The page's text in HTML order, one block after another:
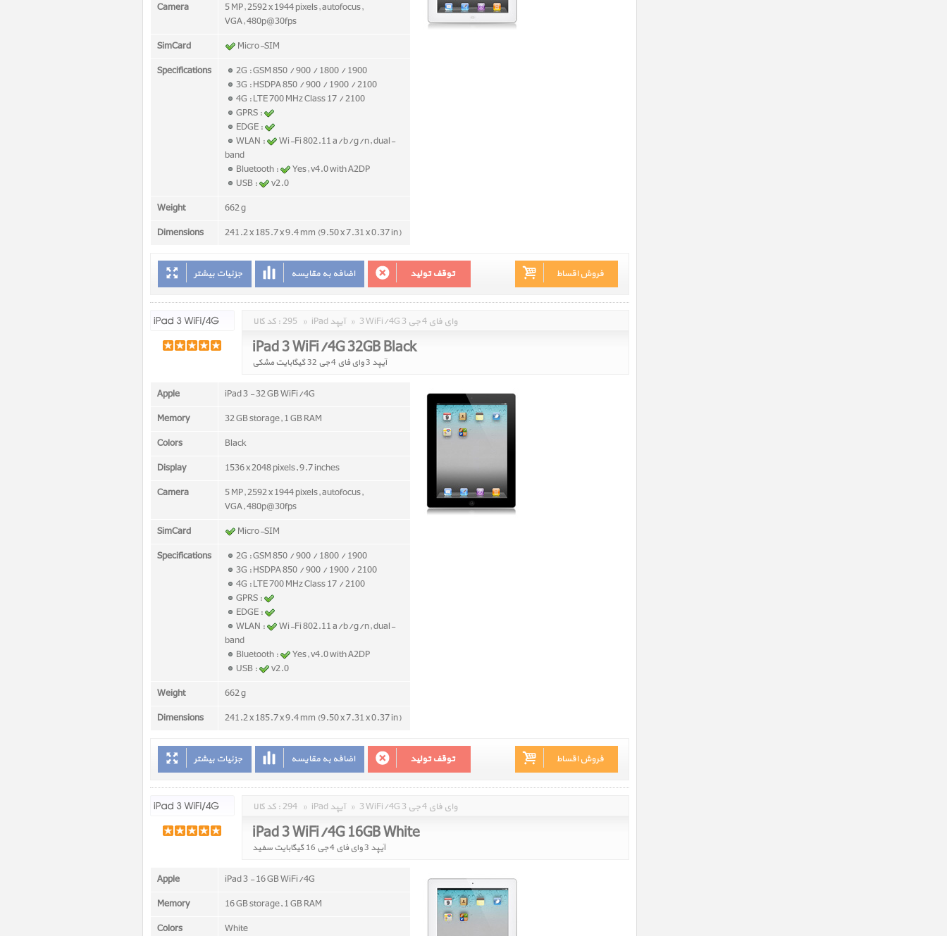
Camera
5 MP, 2592 x 1944 pixels, autofocus,
VGA, 480p@30fps
SimCard
Micro-SIM
Specifications
2G : GSM 850 / 900 / 1800 / 1900
3G : HSDPA 850 / 900 / 1900 / 2100
4G : LTE 700 MHz Class 17 / 2100
GPRS :
EDGE :
WLAN :
Wi-Fi 802.11 a/b/g/n, dual-
band
Bluetooth :
Yes, v4.0 with A2DP
USB :
v2.0
Weight
662 g
Dimensions
241.2 x 185.7 x 9.4 mm (9.50 x 7.31 x 0.37 in)
جزئیات بیشتر اضافه به مقایسه توقف تولید فروش اقساط
کد کالا : 295 » iPad آیپد » 3 WiFi/4G 3 وای فای 4 جی
iPad 3 WiFi/4G 32GB Black
آیپد 3 وای فای 4 جی 32 گیگابایت مشکی
Apple
iPad 3 - 32 GB WiFi/4G
Memory
32 GB storage, 1 GB RAM
Colors
Black
Display
1536 x 2048 pixels, 9.7 inches
Camera
5 MP, 2592 x 1944 pixels, autofocus,
VGA, 480p@30fps
SimCard
Micro-SIM
Specifications
2G : GSM 850 / 900 / 1800 / 1900
3G : HSDPA 850 / 900 / 1900 / 2100
4G : LTE 700 MHz Class 17 / 2100
GPRS :
EDGE :
WLAN :
Wi-Fi 802.11 a/b/g/n, dual-
band
Bluetooth :
Yes, v4.0 with A2DP
USB :
v2.0
Weight
662 g
Dimensions
241.2 x 185.7 x 9.4 mm (9.50 x 7.31 x 0.37 in)
جزئیات بیشتر اضافه به مقایسه توقف تولید فروش اقساط
کد کالا : 294 » iPad آیپد » 3 WiFi/4G 3 وای فای 4 جی
iPad 3 WiFi/4G 16GB White
آیپد 3 وای فای 4 جی 16 گیگابایت سفید
Apple
iPad 3 - 16 GB WiFi/4G
Memory
16 GB storage, 1 GB RAM
Colors
White